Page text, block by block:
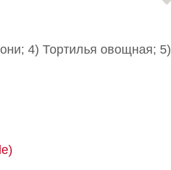
4) Тортилья овощная; 5)